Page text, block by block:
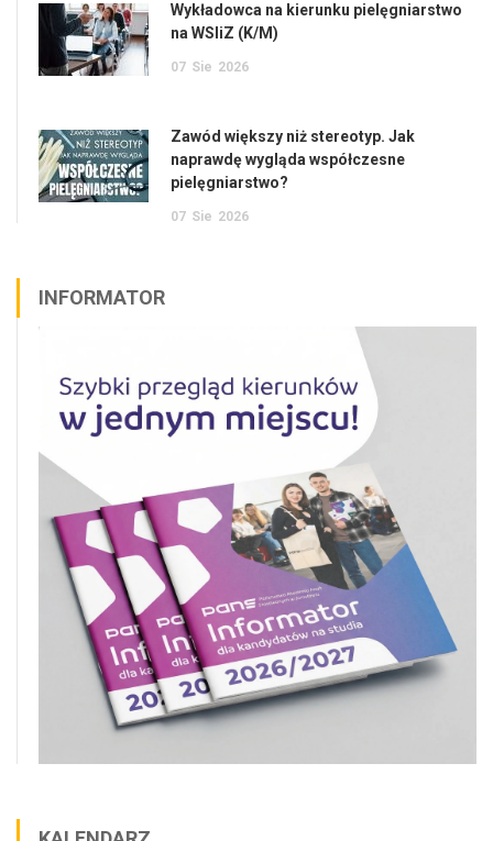
Wykładowca na kierunku pielęgniarstwo
na WSIiZ (K/M)
07 Sie 2026
Zawód większy niż stereotyp. Jak
naprawdę wygląda współczesne
pielęgniarstwo?
07 Sie 2026
INFORMATOR